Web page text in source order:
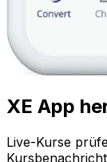
XE App
Live-Kurse